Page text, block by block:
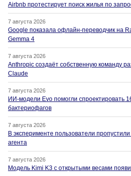
Airbnb протестирует поиск жилья по
7 августа 2026
Google показала офлайн-переводчик на
Gemma 4
7 августа 2026
Anthropic создаёт собственную команду
Claude
7 августа 2026
ИИ-модели Evo помогли спроектировать
бактериофагов
7 августа 2026
В эксперименте пользователи
агента
7 августа 2026
Модель Kimi K3 с открытыми весами